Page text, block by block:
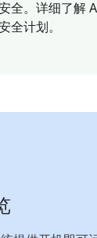
全。详细了解
全计划。